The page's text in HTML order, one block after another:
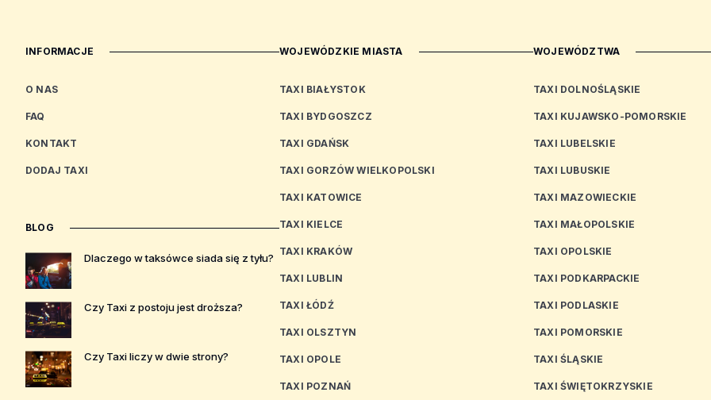
INFORMACJE
O NAS
FAQ
KONTAKT
DODAJ TAXI
BLOG
Dlaczego w taksówce siada się z tyłu?
Czy Taxi z postoju jest droższa?
Czy Taxi liczy w dwie strony?
WOJEWÓDZKIE MIASTA
TAXI BIAŁYSTOK
TAXI BYDGOSZCZ
TAXI GDAŃSK
TAXI GORZÓW WIELKOPOLSKI
TAXI KATOWICE
TAXI KIELCE
TAXI KRAKÓW
TAXI LUBLIN
TAXI ŁÓDŹ
TAXI OLSZTYN
TAXI OPOLE
TAXI POZNAŃ
WOJEWÓDZTWA
TAXI DOLNOŚLĄSKIE
TAXI KUJAWSKO-POMORSKIE
TAXI LUBELSKIE
TAXI LUBUSKIE
TAXI MAZOWIECKIE
TAXI MAŁOPOLSKIE
TAXI OPOLSKIE
TAXI PODKARPACKIE
TAXI PODLASKIE
TAXI POMORSKIE
TAXI ŚLĄSKIE
TAXI ŚWIĘTOKRZYSKIE